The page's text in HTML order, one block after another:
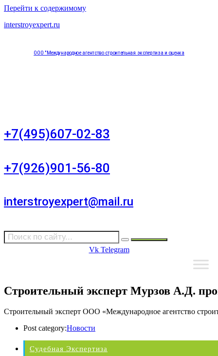
Перейти к содержимому
interstroyexpert.ru
ООО "Международное агентство строительная экспертиза и оценка
+7(495)607-02-83
+7(926)901-56-80
interstroyexpert@mail.ru
Vk Telegram
Строительный эксперт Мурзов А.Д.
Строительный эксперт ООО «Международное агентство
Post category:Новости
Судебная Экспертиза